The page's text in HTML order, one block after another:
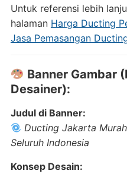
Untuk referensi lebih
halaman Harga Ducting
Jasa Pemasangan
Banner Gambar
Desainer):
Judul di Banner:
Ducting Jakarta
Seluruh Indonesia
Konsep Desain: